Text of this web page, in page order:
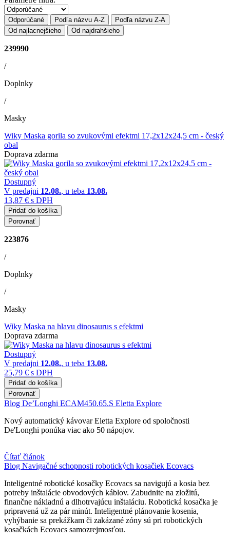
Odporúčané Podľa názvu A-Z
Podľa názvu Z-A
Od najlacnejšieho
Od najdrahšieho
239990
/
Doplnky
/
Masky
Wiky Maska gorila so zvukovými efektmi 17,2x12x24,5 cm - český
obal
Doprava zdarma
Dostupný
V predajni 12.08., u teba 13.08.
13,87 € s DPH
Pridať do košíka
Porovnať
223876
/
Doplnky
/
Masky
Wiky Maska na hlavu dinosaurus s efektmi
Doprava zdarma
Dostupný
V predajni 12.08., u teba 13.08.
25,79 € s DPH
Pridať do košíka
Porovnať
Blog De’Longhi ECAM450.65.S Eletta Explore
Nový automatický kávovar Eletta Explore od spoločnosti
De'Longhi ponúka viac ako 50 nápojov.
Čítať článok
Blog Navigačné schopnosti robotických kosačiek Ecovacs
Inteligentné robotické kosačky Ecovacs sa navigujú a kosia bez
potreby inštalácie obvodových káblov. Zabudnite na zložitú,
finančne nákladnú a dlhotrvajúcu inštaláciu. Robotická kosačka je
pripravená už za pár minút. Inteligentné plánovanie kosenia,
vyhýbanie sa prekážkam či zakázané zóny sú pri robotických
kosačkách Ecovacs samozrejmosťou.